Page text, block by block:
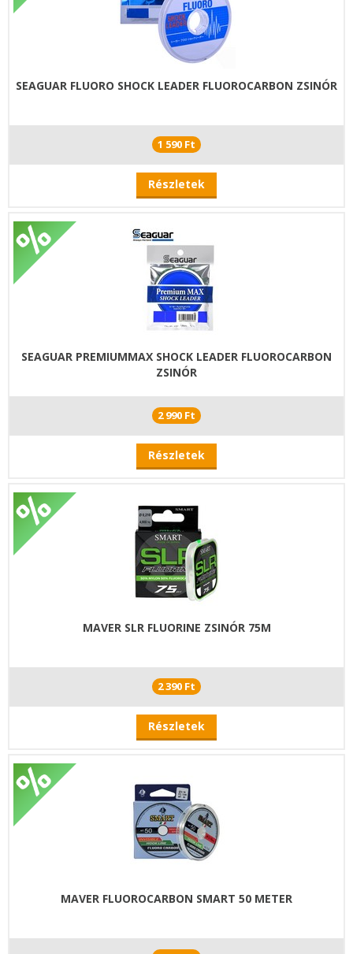
SEAGUAR FLUORO SHOCK LEADER FLUOROCARBON ZSINÓR
1 590 Ft
Részletek
SEAGUAR PREMIUMMAX SHOCK LEADER FLUOROCARBON
ZSINÓR
2 990 Ft
Részletek
MAVER SLR FLUORINE ZSINÓR 75M
2 390 Ft
Részletek
MAVER FLUOROCARBON SMART 50 METER